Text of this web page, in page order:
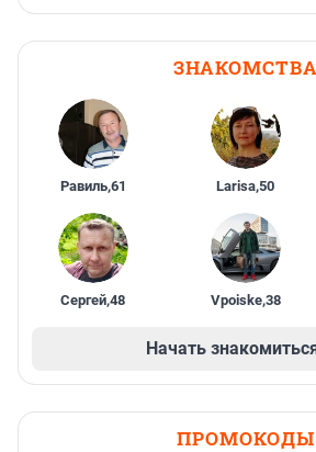
ЗНАКОМСТВА
Равиль,61 Larisa,50
Сергей,48 Vpoiske,38
Начать
ПРОМОКОДЫ